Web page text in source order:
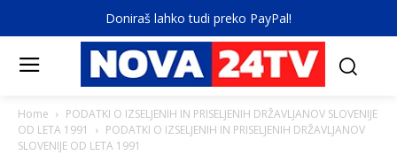
Doniraš lahko tudi preko PayPal!
Home
PODATKI O IZSELJENIH IN PRISELJENIH DRŽAVLJANOV SLOVENIJE
OD LETA 1991
PODATKI O IZSELJENIH IN PRISELJENIH DRŽAVLJANOV
SLOVENIJE OD LETA 1991